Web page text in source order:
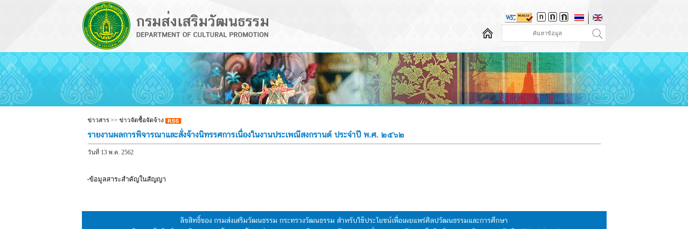
ข่าวสาร >> ข่าวจัดซื้อจัดจ้าง
รายงานผลการพิจารณาและสั่งจ้างนิทรรศการเนื่องในงานประเพณีสงกรานต์ ประจำปี พ.ศ. ๒๕๖๒
วันที่ 13 พ.ค. 2562
-ข้อมูลสาระสำคัญในสัญญา
ลิขสิทธิ์ของ กรมส่งเสริมวัฒนธรรม กระทรวงวัฒนธรรม สำหรับใช้ประโยชน์เพื่อเผยแพร่ศิลปวัฒนธรรมและการศึกษา